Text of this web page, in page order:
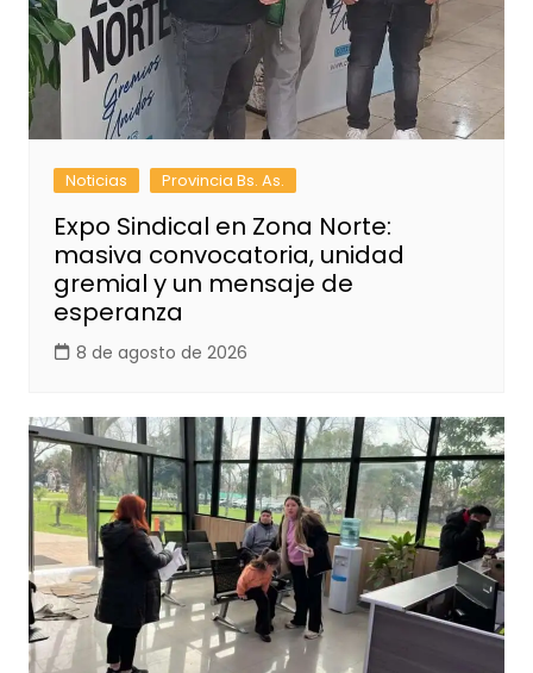
Noticias Provincia Bs. As.
Expo Sindical en Zona Norte:
masiva convocatoria, unidad
gremial y un mensaje de
esperanza
8 de agosto de 2026